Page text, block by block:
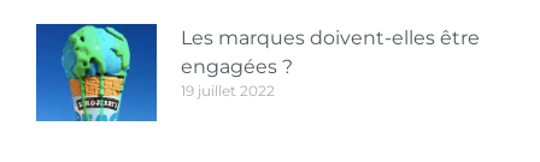
Les marques doivent-elles être
engagées ?
19 juillet 2022